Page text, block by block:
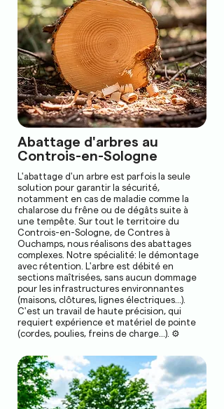
Abattage d'arbres au
Controis-en-Sologne
L'abattage d'un arbre est parfois la seule
solution pour garantir la sécurité,
notamment en cas de maladie comme la
chalarose du frêne ou de dégâts suite à
une tempête. Sur tout le territoire du
Controis-en-Sologne, de Contres à
Ouchamps, nous réalisons des abattages
complexes. Notre spécialité: le démontage
avec rétention. L'arbre est débité en
sections maîtrisées, sans aucun dommage
pour les infrastructures environnantes
(maisons, clôtures, lignes électriques...).
C'est un travail de haute précision, qui
requiert expérience et matériel de pointe
(cordes, poulies, freins de charge...). ⚙️